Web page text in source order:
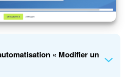
« Modifier un